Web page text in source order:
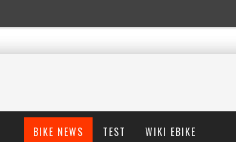
BIKE NEWS TEST WIKI EBIKE